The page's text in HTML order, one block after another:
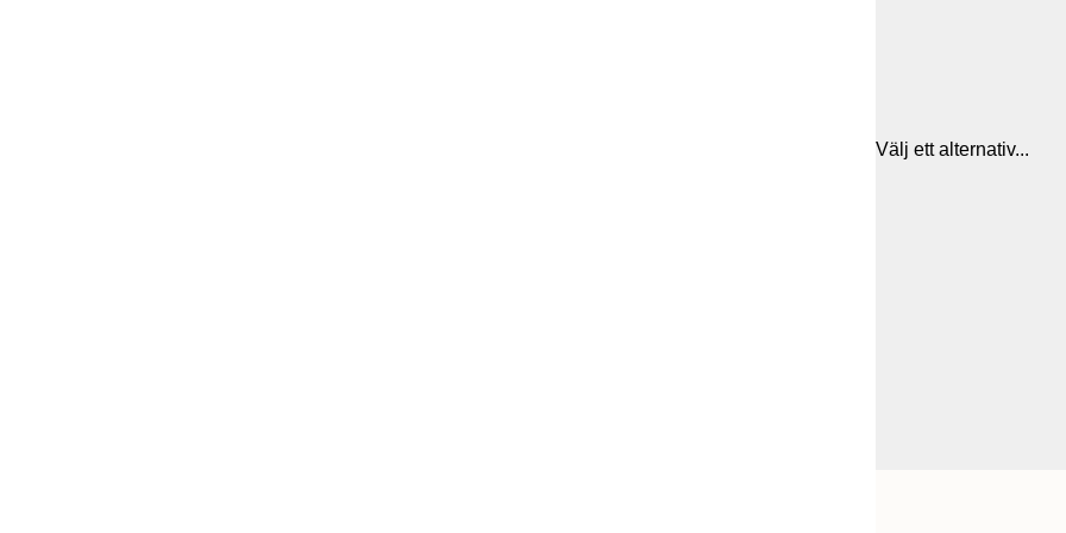
Välj ett alternativ...